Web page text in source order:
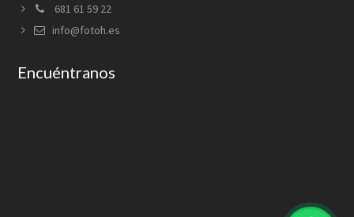
681 61 59 22
info@fotoh.es
Encuéntranos